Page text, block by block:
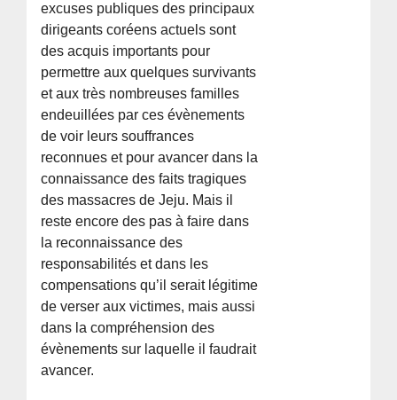
excuses publiques des principaux
dirigeants coréens actuels sont
des acquis importants pour
permettre aux quelques survivants
et aux très nombreuses familles
endeuillées par ces évènements
de voir leurs souffrances
reconnues et pour avancer dans la
connaissance des faits tragiques
des massacres de Jeju. Mais il
reste encore des pas à faire dans
la reconnaissance des
responsabilités et dans les
compensations qu’il serait légitime
de verser aux victimes, mais aussi
dans la compréhension des
évènements sur laquelle il faudrait
avancer.